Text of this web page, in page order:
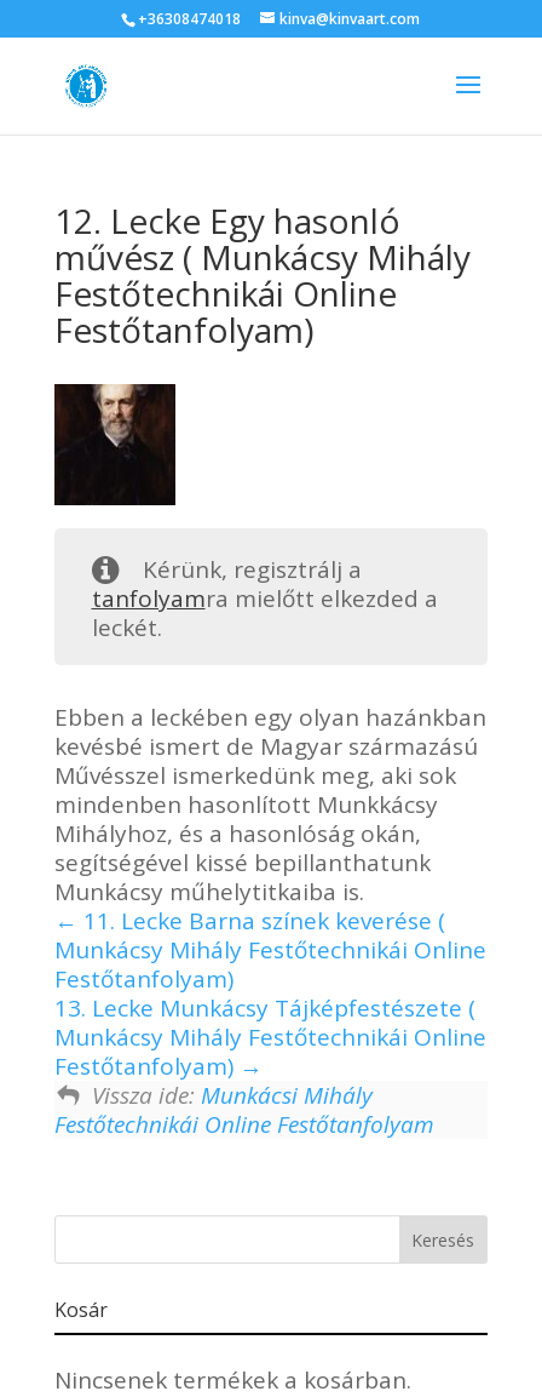
+36308474018 kinva@kinvaart.com
12. Lecke Egy hasonló
művész ( Munkácsy Mihály
Festőtechnikái Online
Festőtanfolyam)
Kérünk, regisztrálj a
tanfolyamra mielőtt elkezded a
leckét.
Ebben a leckében egy olyan hazánkban
kevésbé ismert de Magyar származású
Művésszel ismerkedünk meg, aki sok
mindenben hasonlított Munkkácsy
Mihályhoz, és a hasonlóság okán,
segítségével kissé bepillanthatunk
Munkácsy műhelytitkaiba is.
11. Lecke Barna színek keverése (
Munkácsy Mihály Festőtechnikái Online
Festőtanfolyam)
13. Lecke Munkácsy Tájképfestészete (
Munkácsy Mihály Festőtechnikái Online
Festőtanfolyam)
Vissza ide: Munkácsi Mihály
Festőtechnikái Online Festőtanfolyam
Kosár
Nincsenek termékek a kosárban.